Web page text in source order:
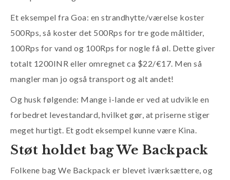
Et eksempel fra Goa: en strandhytte/værelse koster
500Rps, så koster det 500Rps for tre gode måltider,
100Rps for vand og 100Rps for nogle få øl. Dette giver
totalt 1200INR eller omregnet ca $22/€17. Men så
mangler man jo også transport og alt andet!
Og husk følgende: Mange i-lande er ved at udvikle en
forbedret levestandard, hvilket gør, at priserne stiger
meget hurtigt. Et godt eksempel kunne være Kina.
Støt holdet bag We Backpack
Folkene bag We Backpack er blevet iværksættere, og